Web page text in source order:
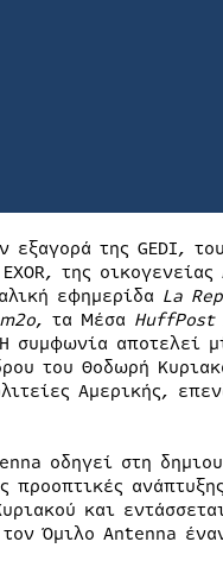
εξαγορά της GEDI,
της
εφημερίδα La
m2o, τα Μέσα HuffPost
συμφωνία αποτελεί
του Θοδωρή
Αμερικής,
οδηγεί στη
προοπτικές
και
Όμιλο Antenna